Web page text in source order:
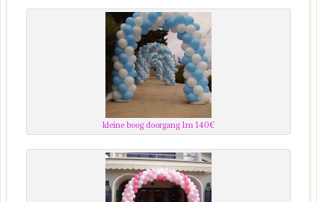
kleine boog doorgang 1m 140€